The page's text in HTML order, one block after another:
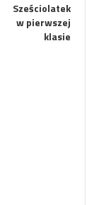
Sześciolatek
w pierwszej
klasie